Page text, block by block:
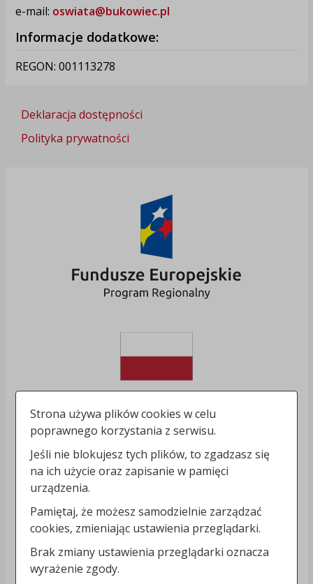
e-mail: oswiata@bukowiec.pl
Informacje dodatkowe:
REGON: 001113278
Deklaracja dostępności
Polityka prywatności
Strona używa plików cookies w celu
poprawnego korzystania z serwisu.
Jeśli nie blokujesz tych plików, to zgadzasz się
na ich użycie oraz zapisanie w pamięci
urządzenia.
Pamiętaj, że możesz samodzielnie zarządzać
cookies, zmieniając ustawienia przeglądarki.
Brak zmiany ustawienia przeglądarki oznacza
wyrażenie zgody.